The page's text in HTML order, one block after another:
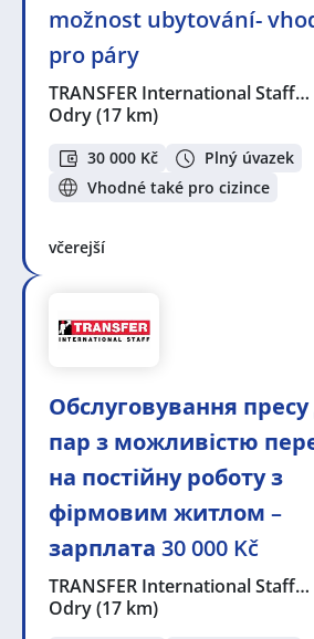
možnost ubytování-
pro páry
TRANSFER International Staff…
Odry(17 km)
30 000 Kč
Plný úvazek
Vhodné také pro cizince
včerejší
Обслуговування
пар з можливістю
на постійну роботу з
фірмовим житлом –
зарплата 30 000 Kč
TRANSFER International Staff…
Odry(17 km)